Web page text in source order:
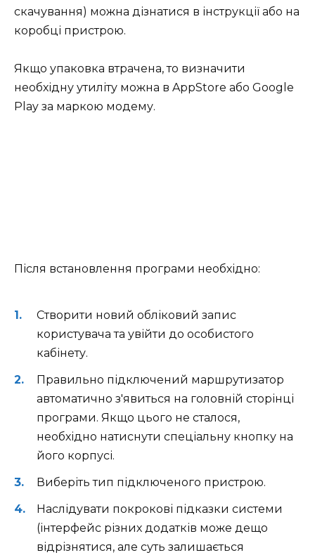
скачування) можна дізнатися в інструкції або на
коробці пристрою.
Якщо упаковка втрачена, то визначити
необхідну утиліту можна в AppStore або Google
Play за маркою модему.
Після встановлення програми необхідно:
Створити новий обліковий запис
користувача та увійти до особистого
кабінету.
Правильно підключений маршрутизатор
автоматично з'явиться на головній сторінці
програми. Якщо цього не сталося,
необхідно натиснути спеціальну кнопку на
його корпусі.
Виберіть тип підключеного пристрою.
Наслідувати покрокові підказки системи
(інтерфейс різних додатків може дещо
відрізнятися, але суть залишається